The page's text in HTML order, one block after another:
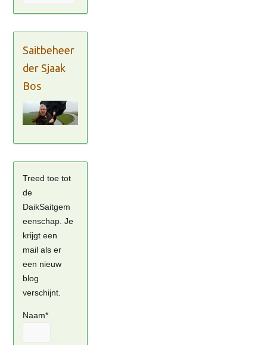
Saitbeheer
der Sjaak
Bos
Treed toe tot
de
DaikSaitgem
eenschap. Je
krijgt een
mail als er
een nieuw
blog
verschijnt.
Naam*